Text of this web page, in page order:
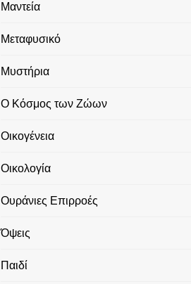
Μαντεία
Μεταφυσικό
Μυστήρια
Ο Κόσμος των Ζώων
Οικογένεια
Οικολογία
Ουράνιες Επιρροές
Όψεις
Παιδί